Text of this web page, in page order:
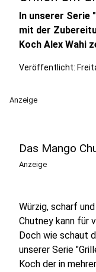
In unserer Serie
mit der
Koch Alex Wahi
Veröffentlicht:
Anzeige
Das Mango
Anzeige
Würzig, scharf
Chutney kann für
Doch wie schaut
unserer Serie
Koch der in